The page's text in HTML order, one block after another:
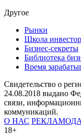
Другое
Рынки
Школа
Бизнес-секреты
Библиотека
Время
Свидетельство о
24.08.2018 выдано
связи,
коммуникаций.
О НАС
18+